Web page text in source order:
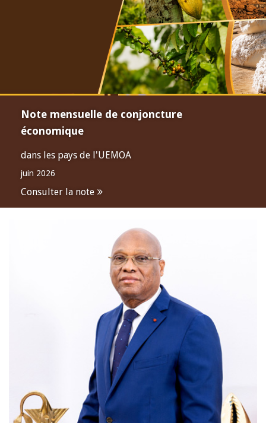
Note mensuelle de conjoncture
économique
dans les pays de l'UEMOA
juin 2026
Consulter la note